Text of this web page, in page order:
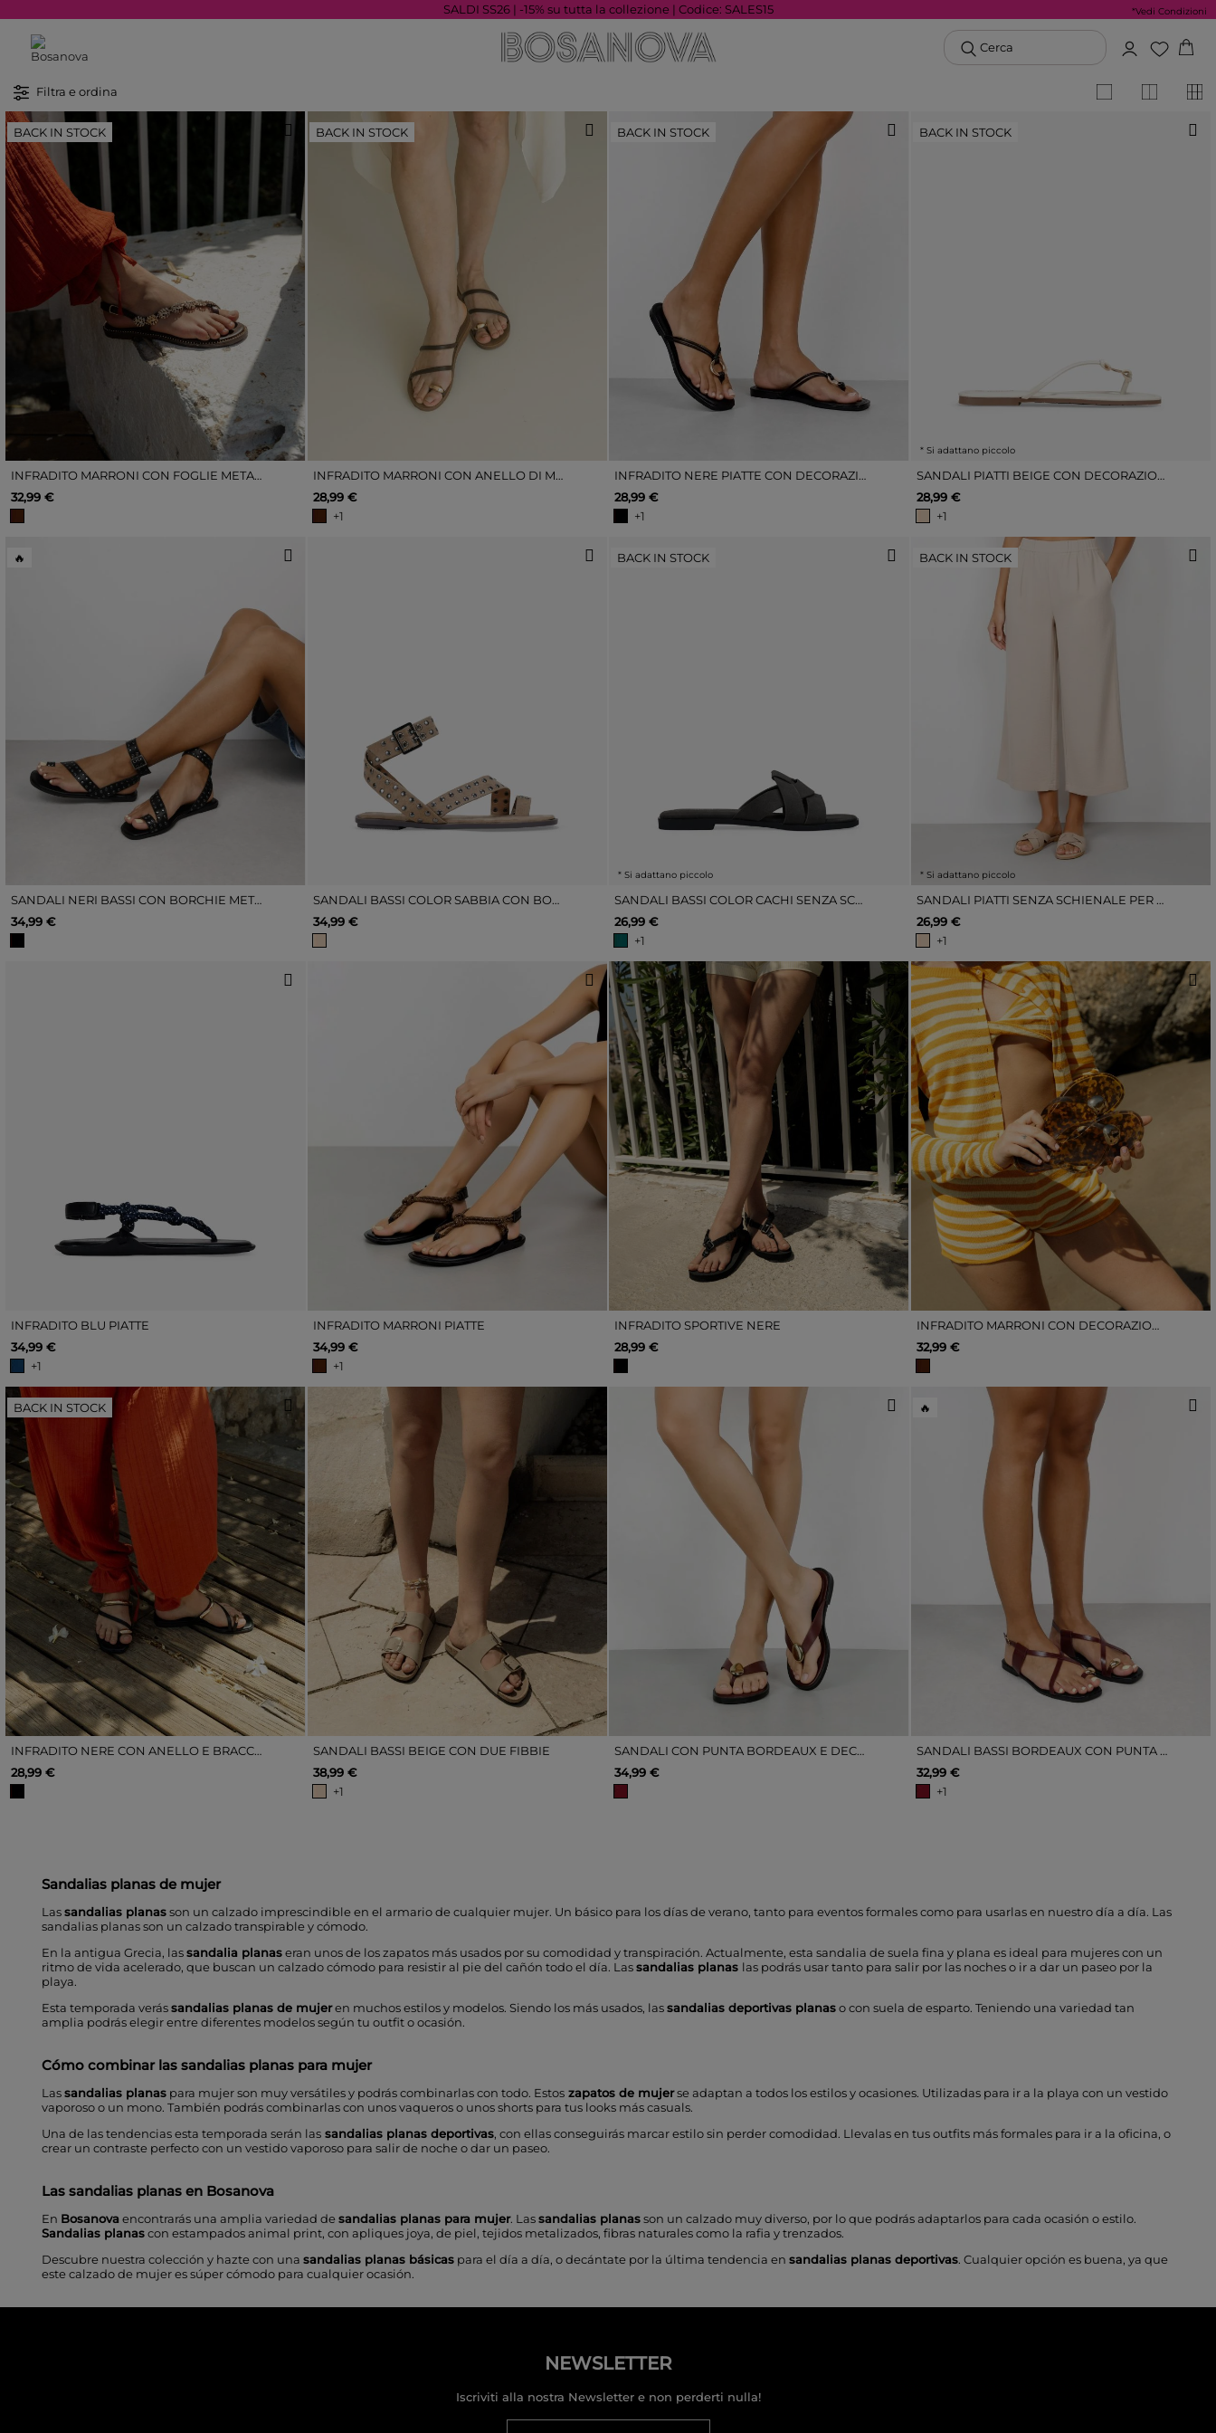
SALDI SS26 | -15% su tutta la collezione | Codice: SALES15 *Vedi Condizioni
Cerca
Filtra e ordina
BACK IN STOCK
INFRADITO MARRONI CON FOGLIE METALLIZZATE
32,99 €
BACK IN STOCK
INFRADITO MARRONI CON ANELLO DI METALLO
28,99 €
+1
BACK IN STOCK
INFRADITO NERE PIATTE CON DECORAZIONI METALLICHE
28,99 €
+1
BACK IN STOCK
* Si adattano piccolo
SANDALI PIATTI BEIGE CON DECORAZIONE METALLICA
28,99 €
+1
🔥
SANDALI NERI BASSI CON BORCHIE METALLICHE
34,99 €
SANDALI BASSI COLOR SABBIA CON BORCHIE METALLICHE
34,99 €
BACK IN STOCK
* Si adattano piccolo
SANDALI BASSI COLOR CACHI SENZA SCHIENALE
26,99 €
+1
BACK IN STOCK
* Si adattano piccolo
SANDALI PIATTI SENZA SCHIENALE PER LA SABBIA
26,99 €
+1
INFRADITO BLU PIATTE
34,99 €
+1
INFRADITO MARRONI PIATTE
34,99 €
+1
INFRADITO SPORTIVE NERE
28,99 €
INFRADITO MARRONI CON DECORAZIONI METALLICHE
32,99 €
BACK IN STOCK
INFRADITO NERE CON ANELLO E BRACCIALETTO IN METALLO
28,99 €
SANDALI BASSI BEIGE CON DUE FIBBIE
38,99 €
+1
SANDALI CON PUNTA BORDEAUX E DECORAZIONI METALLICHE
34,99 €
🔥
SANDALI BASSI BORDEAUX CON PUNTA AD ANELLO
32,99 €
+1
Sandalias planas de mujer
Lassandalias planasson un calzado imprescindible en el armario de cualquier mujer. Un básico para los días de verano, tanto para eventos formales como para usarlas en nuestro día a día. Las
sandalias planas son un calzado transpirable y cómodo.
En la antigua Grecia, lassandalia planaseran unos de los zapatos más usados por su comodidad y transpiración. Actualmente, esta sandalia de suela fina y plana es ideal para mujeres con un
ritmo de vida acelerado, que buscan un calzado cómodo para resistir al pie del cañón todo el día. Lassandalias planas las podrás usar tanto para salir por las noches o ir a dar un paseo por la
playa.
Esta temporada verássandalias planas de mujeren muchos estilos y modelos. Siendo los más usados, lassandalias deportivas planaso con suela deesparto. Teniendo una variedad tan
amplia podrás elegir entre diferentes modelos según tu outfit o ocasión.
Cómo combinar las sandalias planas para mujer
Lassandalias planas para mujer son muy versátiles y podrás combinarlas con todo. Estos zapatos de mujerse adaptan a todos los estilos y ocasiones. Utilizadas para ir a la playa con un vestido
vaporoso o un mono. También podrás combinarlas con unos vaqueros o unos shorts para tus looks más casuals.
Una de las tendencias esta temporada serán las sandalias planas deportivas, con ellas conseguirás marcar estilo sin perder comodidad. Llevalas en tus outfits más formales para ir a la oficina, o
crear un contraste perfecto con un vestido vaporoso para salir de noche o dar un paseo.
Las sandalias planas en Bosanova
En Bosanovaencontrarás una amplia variedad desandalias planas para mujer. Lassandalias planasson un calzado muy diverso, por lo que podrás adaptarlos para cada ocasión o estilo.
Sandalias planascon estampadosanimal print, con apliques joya, de piel, tejidos metalizados, fibras naturalescomo la rafia y trenzados.
Descubre nuestra colección y hazte con una sandalias planas básicas para el día a día, o decántate por la última tendencia en sandalias planas deportivas. Cualquier opción es buena, ya que
este calzado de mujer es súper cómodo para cualquier ocasión.
NEWSLETTER
Iscriviti alla nostra Newsletter e non perderti nulla!